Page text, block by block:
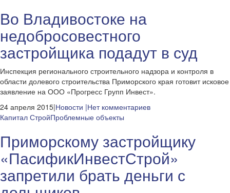
Во Владивостоке на
недобросовестного
застройщика подадут в суд
Инспекция регионального строительного надзора и контроля в
области долевого строительства Приморского края готовит исковое
заявление на ООО «Прогресс Групп Инвест».
24 апреля 2015|Новости |Нет комментариев
Капитал СтройПроблемные объекты
Приморскому застройщику
«ПасификИнвестСтрой»
запретили брать деньги с